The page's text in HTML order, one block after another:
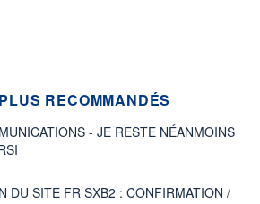
RECOMMANDÉS
- JE RESTE NÉANMOINS
DU SITE FR SXB2 : CONFIRMATION /